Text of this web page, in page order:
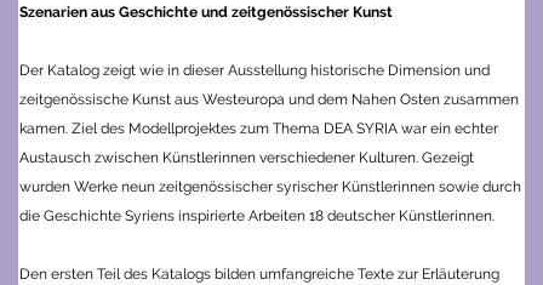
Szenarien aus Geschichte und zeitgenössischer Kunst
Der Katalog zeigt wie in dieser Ausstellung historische Dimension und
zeitgenössische Kunst aus Westeuropa und dem Nahen Osten zusammen
kamen. Ziel des Modellprojektes zum Thema DEA SYRIA war ein echter
Austausch zwischen Künstlerinnen verschiedener Kulturen. Gezeigt
wurden Werke neun zeitgenössischer syrischer Künstlerinnen sowie durch
die Geschichte Syriens inspirierte Arbeiten 18 deutscher Künstlerinnen.
Den ersten Teil des Katalogs bilden umfangreiche Texte zur Erläuterung